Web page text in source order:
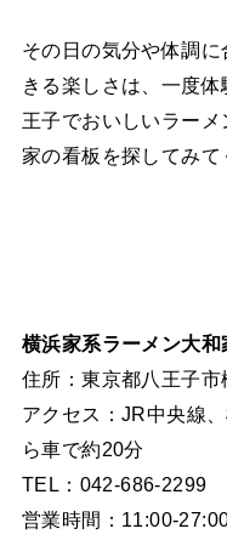
その日の気分や体調
きる楽しさは、一度
王子でおいしいラー
家の看板を探してみて
横浜家系ラーメン大
住所：東京都八王子市
アクセス：JR中央線
ら車で約20分
TEL：042-686-2299
営業時間：11:00-